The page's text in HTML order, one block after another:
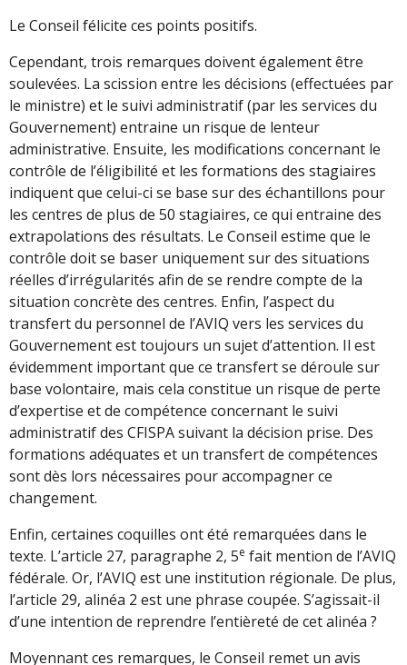
Le Conseil félicite ces points positifs.
Cependant, trois remarques doivent également être
soulevées. La scission entre les décisions (effectuées par
le ministre) et le suivi administratif (par les services du
Gouvernement) entraine un risque de lenteur
administrative. Ensuite, les modifications concernant le
contrôle de l’éligibilité et les formations des stagiaires
indiquent que celui-ci se base sur des échantillons pour
les centres de plus de 50 stagiaires, ce qui entraine des
extrapolations des résultats. Le Conseil estime que le
contrôle doit se baser uniquement sur des situations
réelles d’irrégularités afin de se rendre compte de la
situation concrète des centres. Enfin, l’aspect du
transfert du personnel de l’AVIQ vers les services du
Gouvernement est toujours un sujet d’attention. Il est
évidemment important que ce transfert se déroule sur
base volontaire, mais cela constitue un risque de perte
d’expertise et de compétence concernant le suivi
administratif des CFISPA suivant la décision prise. Des
formations adéquates et un transfert de compétences
sont dès lors nécessaires pour accompagner ce
changement.
Enfin, certaines coquilles ont été remarquées dans le
texte. L’article 27, paragraphe 2, 5e fait mention de l’AVIQ
fédérale. Or, l’AVIQ est une institution régionale. De plus,
l’article 29, alinéa 2 est une phrase coupée. S’agissait-il
d’une intention de reprendre l’entièreté de cet alinéa ?
Moyennant ces remarques, le Conseil remet un avis